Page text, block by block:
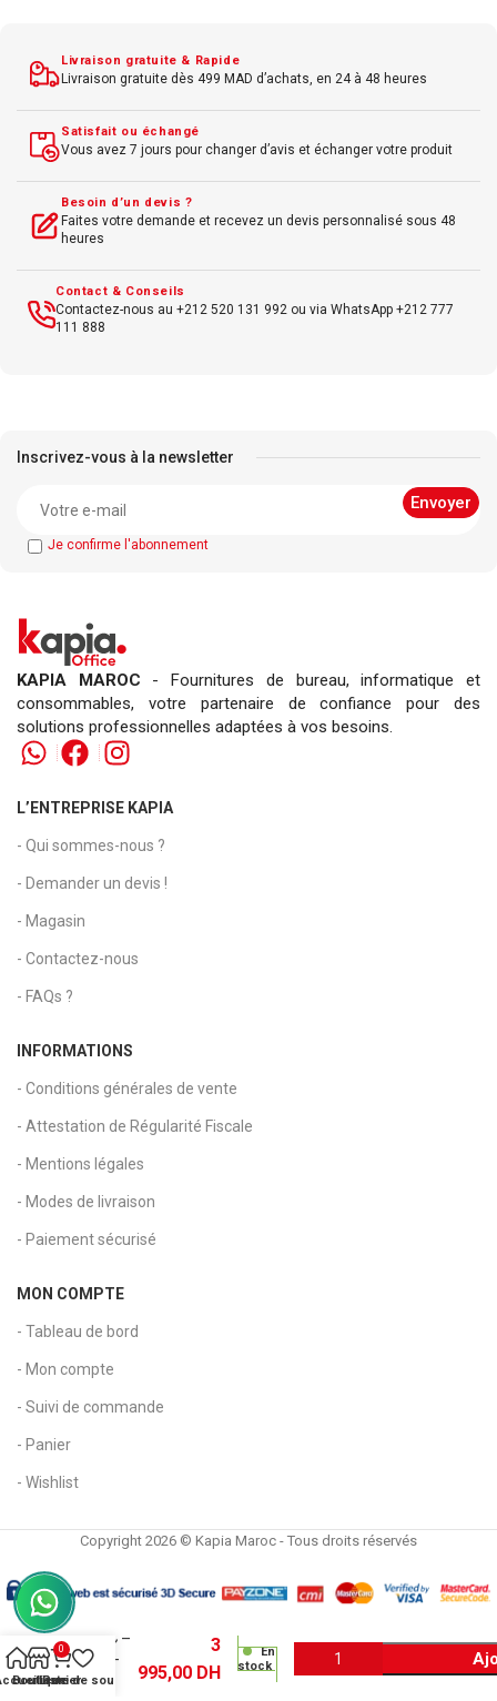
Livraison gratuite & Rapide
Livraison gratuite dès 499 MAD d’achats, en 24 à 48 heures
Satisfait ou échangé
Vous avez 7 jours pour changer d’avis et échanger votre produit
Besoin d’un devis ?
Faites votre demande et recevez un devis personnalisé sous 48
heures
Contact & Conseils
Contactez-nous au +212 520 131 992 ou via WhatsApp +212 777
111 888
Inscrivez-vous à la newsletter
Je confirme l'abonnement
KAPIA MAROC - Fournitures de bureau, informatique et
consommables, votre partenaire de confiance pour des
solutions professionnelles adaptées à vos besoins.
L’ENTREPRISE KAPIA
- Qui sommes-nous ?
- Demander un devis !
- Magasin
- Contactez-nous
- FAQs ?
INFORMATIONS
- Conditions générales de vente
- Attestation de Régularité Fiscale
- Mentions légales
- Modes de livraison
- Paiement sécurisé
MON COMPTE
- Tableau de bord
- Mon compte
- Suivi de commande
- Panier
- Wishlist
Copyright 2026 © Kapia Maroc - Tous droits réservés
Toner
Kyocera
TK-
8705C –
Cyan –
Pour
3
995,00 DH
En
stock
Boutique
0
Panier
Liste de souhaits